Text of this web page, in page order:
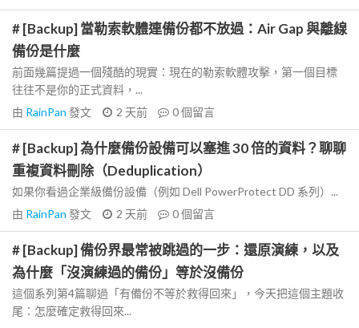
# [Backup] 當勒索軟體連備份都不放過：Air Gap 與離線
備份是什麼
前面幾篇提過一個殘酷的現實：現在的勒索軟體攻擊，第一個目標
往往不是你的正式資料，...
由 RainPan 發文 2 天前 0個留言
# [Backup] 為什麼備份設備可以塞進 30 倍的資料？聊聊
重複資料刪除（Deduplication）
如果你看過企業級備份設備（例如 Dell PowerProtect DD 系列）...
由 RainPan 發文 2 天前 0個留言
# [Backup] 備份界最常被跳過的一步：還原演練，以及
為什麼「沒演練過的備份」等於沒備份
這個系列第4篇聊過「有備份不等於救得回來」，今天把這個主題收
尾：怎麼確定救得回來...